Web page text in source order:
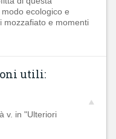
ecologico e
mozzafiato e momenti
utili:
v. in "Ulteriori